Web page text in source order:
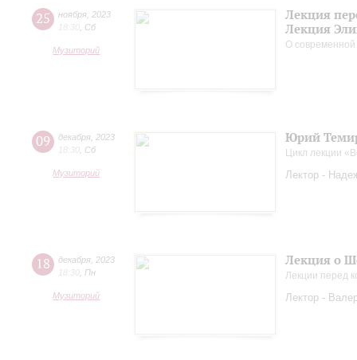
25 ноября 2023
18:30 Сб
Музиторий
Лекция
Лекция
О
09 декабря 2023
18:30 Сб
Музиторий
Юрий
Цикл лекции
Лектор -
18 декабря 2023
18:30 Пн
Музиторий
Лекция о
Лекции перед
Лектор -